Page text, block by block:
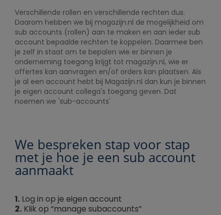
Verschillende rollen en verschillende rechten dus.
Daarom hebben we bij magazijn.nl de mogelijkheid om
sub accounts (rollen) aan te maken en aan ieder sub
account bepaalde rechten te koppelen. Daarmee ben
je zelf in staat om te bepalen wie er binnen je
onderneming toegang krijgt tot magazijn.nl, wie er
offertes kan aanvragen en/of orders kan plaatsen. Als
je al een account hebt bij Magazijn.nl dan kun je binnen
je eigen account collega's toegang geven. Dat
noemen we 'sub-accounts'
We bespreken stap voor stap
met je hoe je een sub account
aanmaakt
1. Log in op je eigen account
2. Klik op “manage subaccounts”